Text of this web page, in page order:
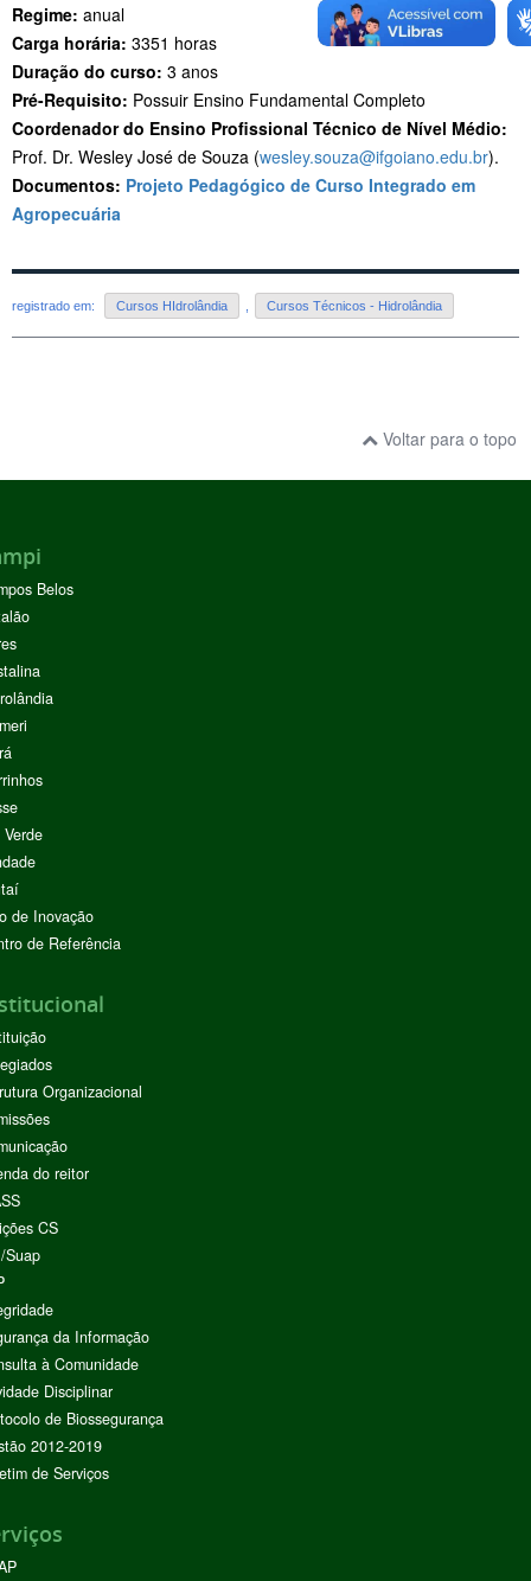
Regime: anual
Carga horária: 3351 horas
Duração do curso: 3 anos
Pré-Requisito: Possuir Ensino Fundamental Completo
Coordenador do Ensino Profissional Técnico de Nível Médio:
Prof. Dr. Wesley José de Souza (wesley.souza@ifgoiano.edu.br).
Documentos: Projeto Pedagógico de Curso Integrado em
Agropecuária
registrado em: Cursos HIdrolândia Cursos Técnicos - Hidrolândia
Voltar para o topo
Belos
de Inovação
de Referência
Organizacional
do reitor
CS
Suap
da Informação
à Comunidade
Disciplinar
de Biossegurança
2012-2019
de Serviços